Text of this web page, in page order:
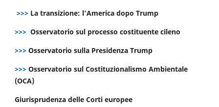
>>> La transizione: l’America dopo Trump
>>> Osservatorio sul processo costituente cileno
>>> Osservatorio sulla Presidenza Trump
>>> Osservatorio sul Costituzionalismo Ambientale
(OCA)
Giurisprudenza delle Corti europee